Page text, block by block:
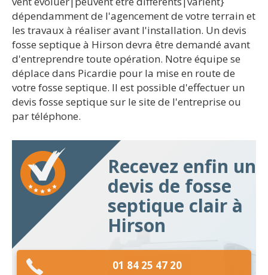
dépendamment de l'agencement de votre terrain et
les travaux à réaliser avant l'installation. Un devis
fosse septique à Hirson devra être demandé avant
d'entreprendre toute opération. Notre équipe se
déplace dans Picardie pour la mise en route de
votre fosse septique. Il est possible d'effectuer un
devis fosse septique sur le site de l'entreprise ou
par téléphone.
Recevez enfin un
devis de fosse
septique clair à
Hirson
01 84 25 47 20